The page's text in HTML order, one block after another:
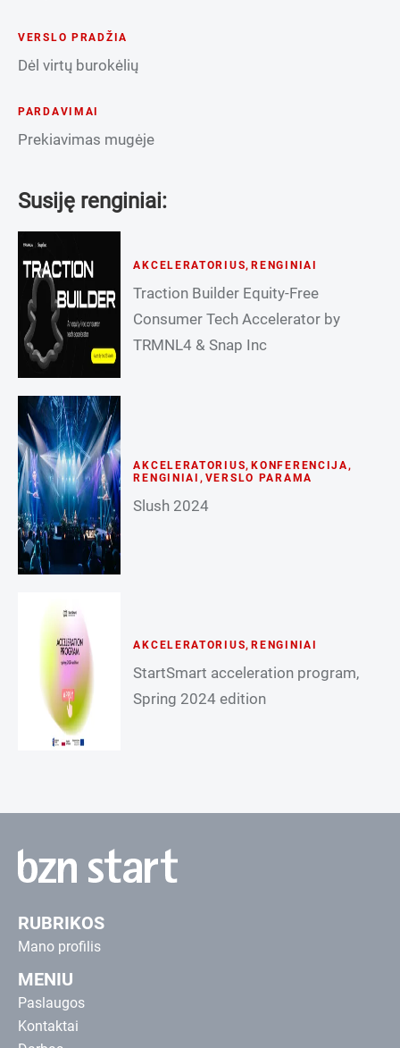
VERSLO PRADŽIA
Dėl virtų burokėlių
PARDAVIMAI
Prekiavimas mugėje
Susiję renginiai:
AKCELERATORIUS, RENGINIAI
Traction Builder Equity-Free
Consumer Tech Accelerator by
TRMNL4 & Snap Inc
AKCELERATORIUS, KONFERENCIJA,
RENGINIAI , VERSLO PARAMA
Slush 2024
AKCELERATORIUS, RENGINIAI
StartSmart acceleration program,
Spring 2024 edition
RUBRIKOS
Mano profilis
MENIU
Paslaugos
Kontaktai